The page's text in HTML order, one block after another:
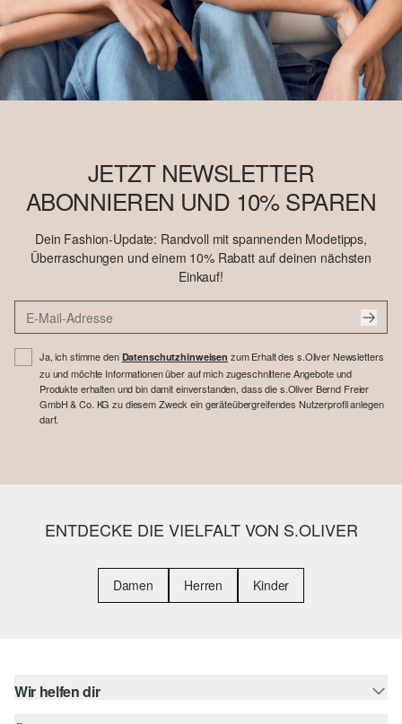
JETZT NEWSLETTER
ABONNIEREN UND 10% SPAREN
Dein Fashion-Update: Randvoll mit spannenden Modetipps,
Überraschungen und einem 10% Rabatt auf deinen nächsten
Einkauf!
Ja, ich stimme den Datenschutzhinweisen zum Erhalt des s.Oliver Newsletters
zu und möchte Informationen über auf mich zugeschnittene Angebote und
Produkte erhalten und bin damit einverstanden, dass die s.Oliver Bernd Freier
GmbH & Co. KG zu diesem Zweck ein geräteübergreifendes Nutzerprofil anlegen
darf.
ENTDECKE DIE VIELFALT VON S.OLIVER
Damen Herren Kinder
Wir helfen dir